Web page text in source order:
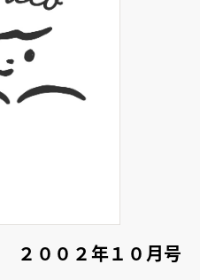
００２年１０月号